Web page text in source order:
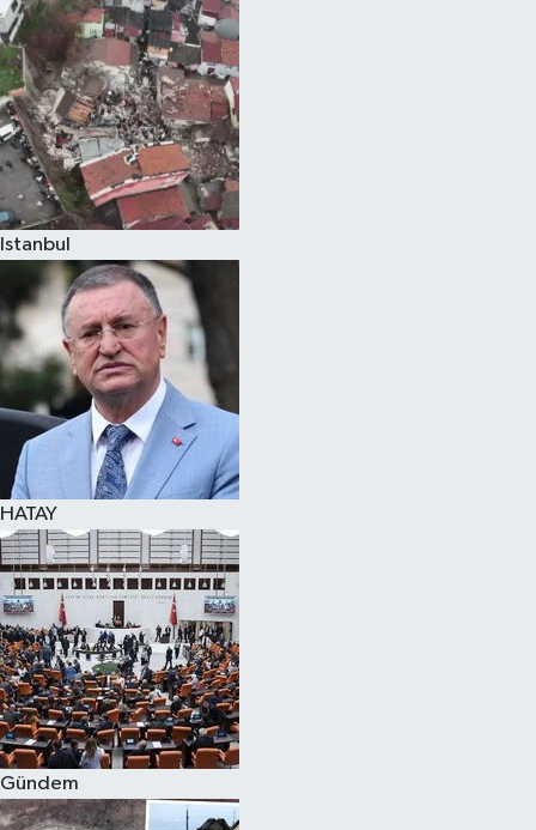
Istanbul
HATAY
Gündem
Spor
Teknoloji
Yaşam